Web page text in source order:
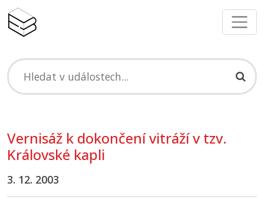
Vernisáž k dokončení vitráží v tzv.
Královské kapli
3. 12. 2003